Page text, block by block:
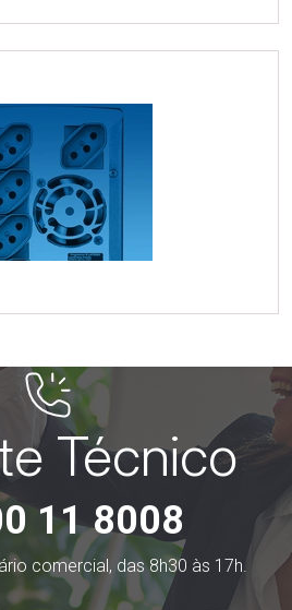
Técnico
11 8008
comercial, das 8h30 às 17h.